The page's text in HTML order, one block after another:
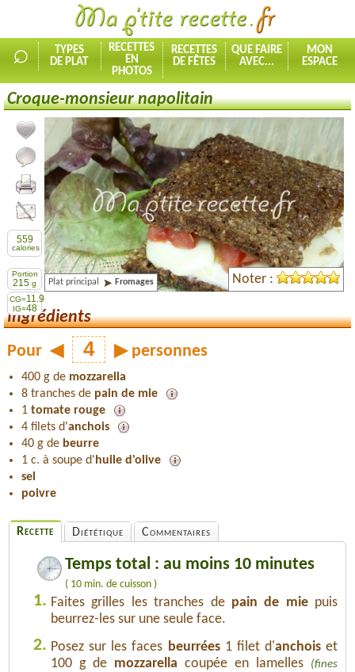
⌕
TYPES
DE PLAT
RECETTES
EN
PHOTOS
RECETTES
DE FÊTES
QUE FAIRE
AVEC...
MON
ESPACE
Croque-monsieur napolitain
Ajouter la recette à mes favorites
Commenter, noter la recette
Imprimer la recette
Partager cette recette
559
calories
Portion
215 g
CG=11.9
IG=48
Plat principal Fromages Noter :
Ingrédients
Pour ◀ ▶ personnes
400 g de mozzarella
8 tranches de pain de mie
1 tomate rouge
4 filets d'anchois
40 g de beurre
1 c. à soupe d' huile d'olive
sel
poivre
Recette Diététique Commentaires
Temps total : au moins 10 minutes
( 10 min. de cuisson )
1. Faites grilles les tranches de pain de miepuis
beurrez-les sur une seule face.
2. Posez sur les faces beurrées1 filet d'anchoiset
100 g de mozzarella coupée en lamelles
(fines